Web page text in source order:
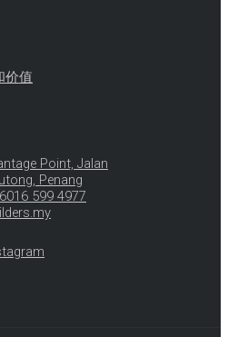
价值
Point, Jalan
Penang
599 4977